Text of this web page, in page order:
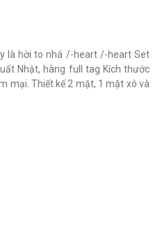
là hời to nhá /-heart /-heart Set
Nhật, hàng full tag Kích thước
mại. Thiết kế 2 mặt, 1 mặt xô và